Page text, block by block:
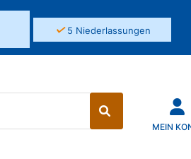
✓5 Niederlassungen
MEIN